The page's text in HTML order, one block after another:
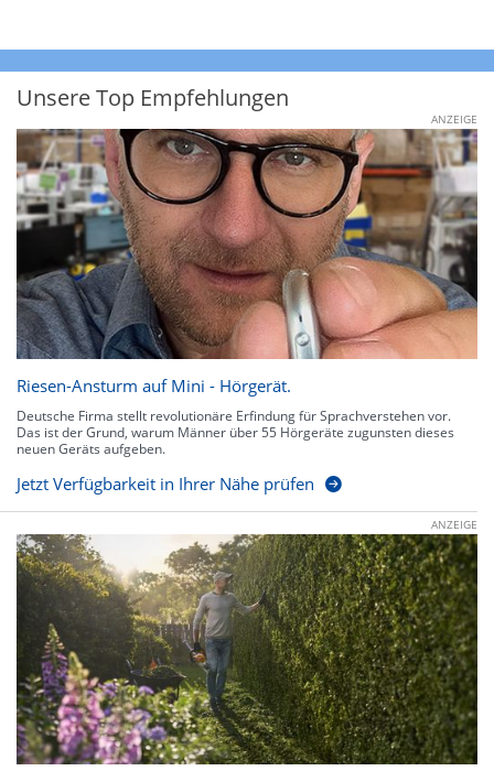
Unsere Top Empfehlungen
ANZEIGE
Riesen-Ansturm auf Mini - Hörgerät.
Deutsche Firma stellt revolutionäre Erfindung für Sprachverstehen vor.
Das ist der Grund, warum Männer über 55 Hörgeräte zugunsten dieses
neuen Geräts aufgeben.
Jetzt Verfügbarkeit in Ihrer Nähe prüfen
ANZEIGE